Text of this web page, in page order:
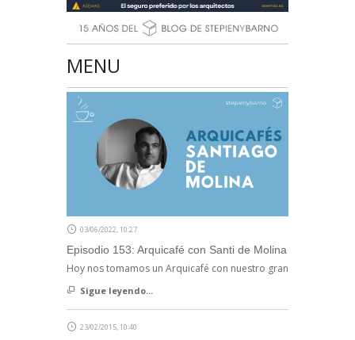
MENU
03/06/2022, 10:27
Episodio 153: Arquicafé con Santi de Molina
Hoy nos tomamos un Arquicafé con nuestro gran
Sigue leyendo...
23/02/2015, 10:40